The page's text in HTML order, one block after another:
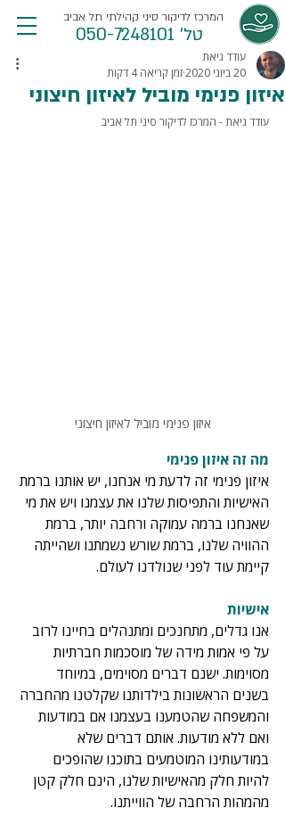
טל' 050-7248101
המרכז לדיקור סיני קהילתי תל אביב
איזון פנימי מוביל לאיזון חיצוני
עודד גיאת
20 ביוני 2020
זמן קריאה 4 דקות
עודד גיאת - המרכז לדיקור סיני תל אביב
איזון פנימי מוביל לאיזון חיצוני
מה זה איזון פנימי
איזון פנימי זה לדעת מי אנחנו, יש אותנו ברמת
האישיות והתפיסות שלנו את עצמנו ויש את מי
שאנחנו ברמה עמוקה ורחבה יותר, ברמת
ההוויה שלנו, ברמת שורש נשמתנו ושהייתה
קיימת עוד לפני שנולדנו לעולם.
אישיות
אנו גדלים, מתחנכים ומתנהלים בחיינו לרוב
על פי אמות מידה של מוסכמות חברתיות
מסוימות. ישנם דברים מסוימים, במיוחד
בשנים הראשונות בילדותנו שקלטנו מהחברה
והמשפחה שהטמענו בעצמנו אם במודעות
ואם ללא מודעות. אותם דברים שלא
במודעותינו המוטמעים בתוכנו שהופכים
להיות חלק מהאישיות שלנו, הינם חלק קטן
מהמהות הרחבה של הווייתנו.